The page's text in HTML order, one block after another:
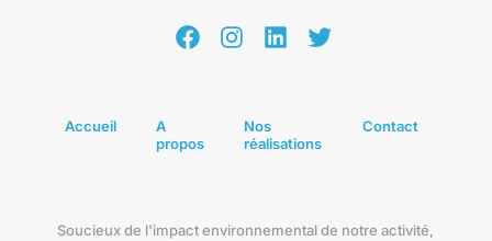
FacebookInstagramLinkedInTwitter
Accueil
A
propos
Nos
réalisations
Contact
Soucieux de l'impact environnemental de notre activité,